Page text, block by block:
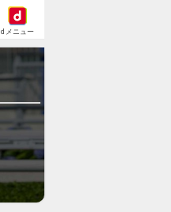
dメニュー